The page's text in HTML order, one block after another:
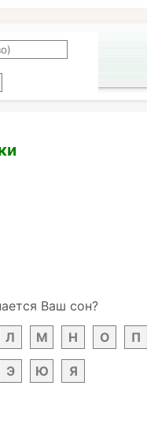
Ваш сон?
Л М Н О П
Э Ю Я